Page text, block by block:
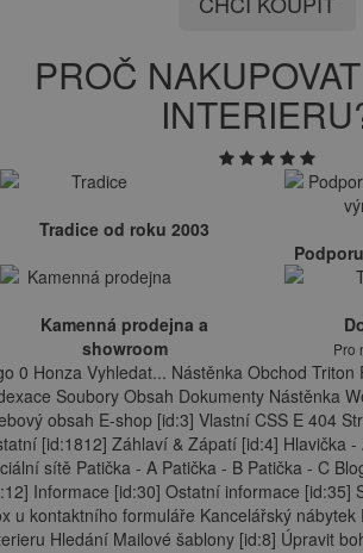
PROČ
Tradice od roku 2003
Kamenná prodejna a
showroom
Pro
0 Honza Vyhledat... Nástěnka Obchod Triton
Soubory Obsah Dokumenty Nástěnka
obsah E-shop [id:3] Vlastní CSS E 404
[id:1812] Záhlaví & Zápatí [id:4] Hlavička -
sítě Patička - A Patička - B Patička - C
Informace [id:30] Ostatní informace [id:35]
u kontaktního formuláře Kancelářský nábytek
Hledání Mailové šablony [id:8] Úpravit